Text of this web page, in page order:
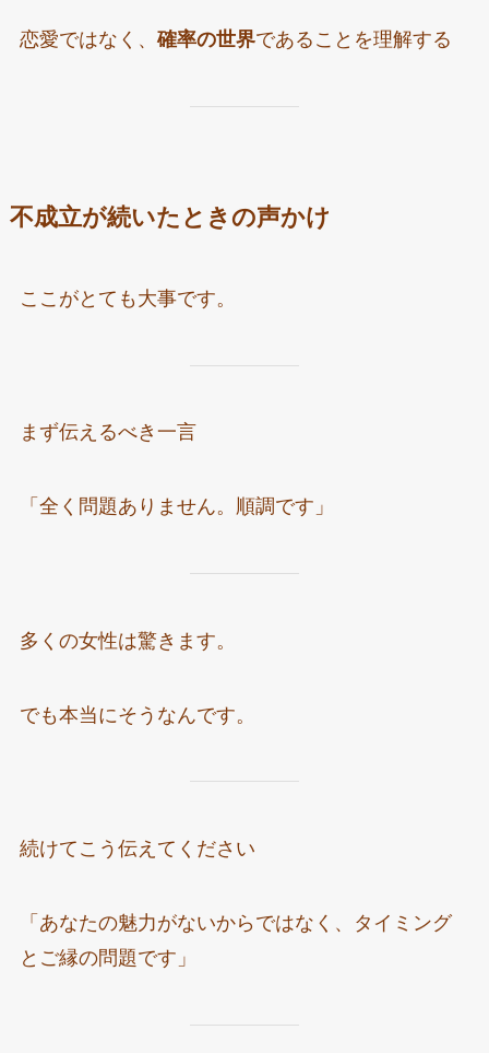
恋愛ではなく、確率の世界であることを理解する
不成立が続いたときの声かけ
ここがとても大事です。
まず伝えるべき一言
「全く問題ありません。順調です」
多くの女性は驚きます。
でも本当にそうなんです。
続けてこう伝えてください
「あなたの魅力がないからではなく、タイミング
とご縁の問題です」